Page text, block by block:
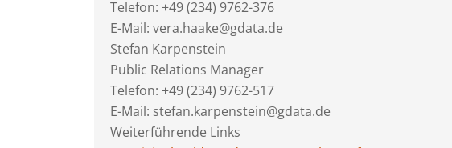
Telefon: +49 (234) 9762-376
E-Mail: vera.haake@gdata.de
Stefan Karpenstein
Public Relations Manager
Telefon: +49 (234) 9762-517
E-Mail: stefan.karpenstein@gdata.de
Weiterführende Links